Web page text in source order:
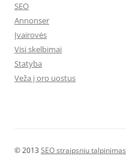
SEO
Annonser
Įvairovės
Visi skelbimai
Statyba
Veža į oro uostus
© 2013 SEO straipsniu talpinimas